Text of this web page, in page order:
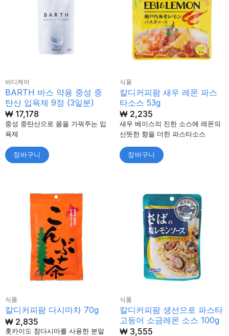
바디케어
BARTH 바스 약용 중성 중
탄산 입욕제 9정 (3일분)
₩17,178
중성 중탄산으로 몸을 가꿔주는 입
욕제
장바구니
식품
칼디커피팜 새우 레몬 파스
타소스 53g
₩2,235
새우 베이스의 진한 소스에 레몬의
산뜻한 향을 더한 파스타소스
장바구니
식품
칼디커피팜 다시마차 70g
₩2,835
홋카이도 참다시마를 사용한 분말
식품
칼디커피팜 생선으로 파스타
고등어 소금레몬 소스 100g
₩3,555